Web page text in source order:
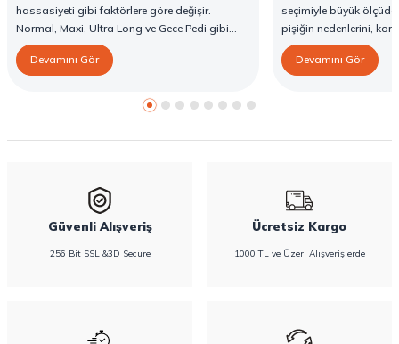
hassasiyeti gibi faktörlere göre değişir.
Normal, Maxi, Ultra Long ve Gece Pedi gibi
farklı seçenekler, farklı ihtiyaçlara yönelik
koruma sunar. Doğru ped seçimi gün boyu
rehberde hijyenik ped çeşitleri, seçim kriterleri ve
Devamını Gör
seçimiyle büyük
pişiğin nedenlerini,
Confy Bebek Bezi'nin
özelliklerini
Devamını Gör
Güvenli Alışveriş
256 Bit SSL &3D Secure
Ücretsiz Kargo
1000 TL ve Üzeri Alışverişlerde